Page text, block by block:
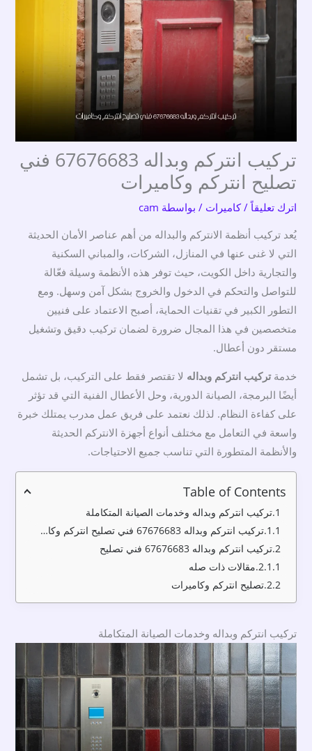
تركيب انتركم وبداله 67676683 فني
تصليح انتركم وكاميرات
اترك تعليقاً /كاميرات / بواسطة cam
يُعد تركيب أنظمة الانتركم والبداله من أهم عناصر الأمان الحديثة
التي لا غنى عنها في المنازل، الشركات، والمباني السكنية
والتجارية داخل الكويت، حيث توفر هذه الأنظمة وسيلة فعّالة
للتواصل والتحكم في الدخول والخروج بشكل آمن وسهل. ومع
التطور الكبير في تقنيات الحماية، أصبح الاعتماد على فنيين
متخصصين في هذا المجال ضرورة لضمان تركيب دقيق وتشغيل
مستقر دون أعطال.
خدمةتركيب انتركم وبداله لا تقتصر فقط على التركيب، بل تشمل
أيضًا البرمجة، الصيانة الدورية، وحل الأعطال الفنية التي قد تؤثر
على كفاءة النظام. لذلك نعتمد على فريق عمل مدرب يمتلك خبرة
واسعة في التعامل مع مختلف أنواع أجهزة الانتركم الحديثة
والأنظمة المتطورة التي تناسب جميع الاحتياجات.
Table of Contents
تركيب انتركم وبداله وخدمات الصيانة المتكاملة
تركيب انتركم وبداله 67676683 فني تصليح انتركم وكاميرات
تركيب انتركم وبداله 67676683 فني تصليح
مقالات ذات صله
تصليح انتركم وكاميرات
تركيب انتركم وبداله وخدمات الصيانة المتكاملة